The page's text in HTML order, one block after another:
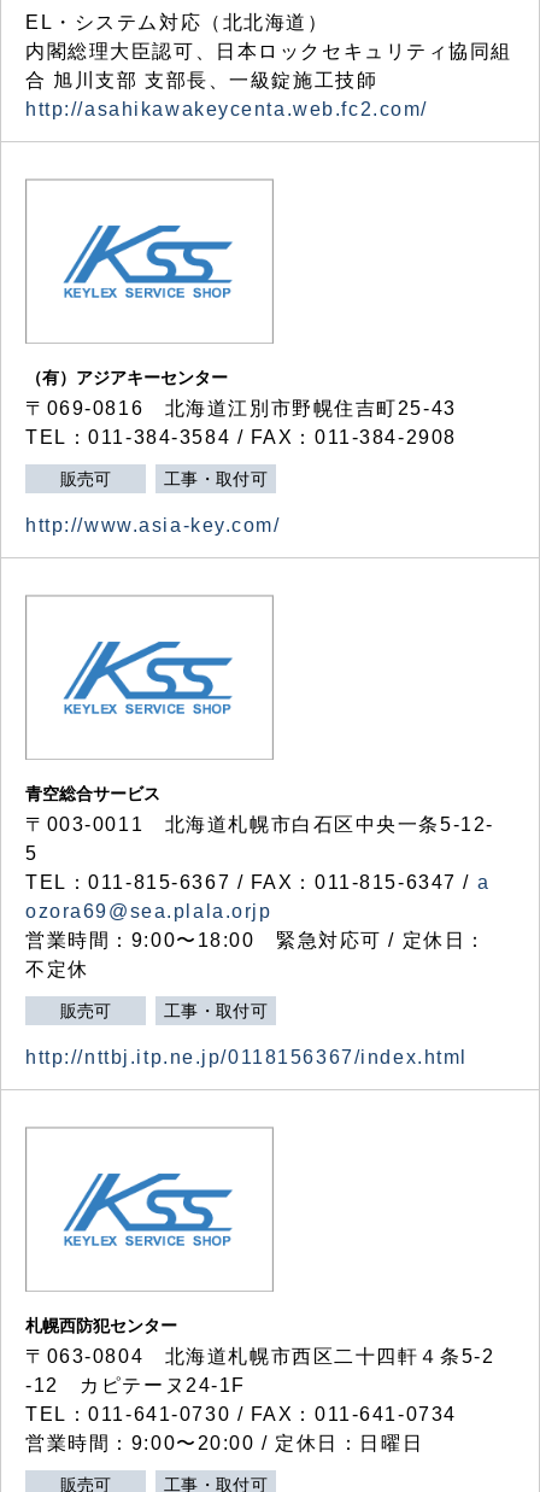
EL・システム対応（北北海道）
内閣総理大臣認可、日本ロックセキュリティ協同組
合 旭川支部 支部長、一級錠施工技師
http://asahikawakeycenta.web.fc2.com/
（有）アジアキーセンター
〒069-0816 北海道江別市野幌住吉町25-43
TEL：011-384-3584 / FAX：011-384-2908
販売可 工事・取付可
http://www.asia-key.com/
青空総合サービス
〒003-0011 北海道札幌市白石区中央一条5-12-
5
TEL：011-815-6367 / FAX：011-815-6347 / a
ozora69@sea.plala.orjp
営業時間：9:00〜18:00 緊急対応可 / 定休日：
不定休
販売可 工事・取付可
http://nttbj.itp.ne.jp/0118156367/index.html
札幌西防犯センター
〒063-0804 北海道札幌市西区二十四軒４条5-2
-12 カピテーヌ24-1F
TEL：011-641-0730 / FAX：011-641-0734
営業時間：9:00〜20:00 / 定休日：日曜日
販売可 工事・取付可